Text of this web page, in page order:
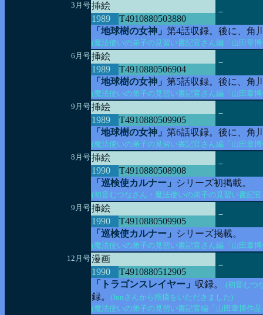
3月号挿絵
－
1989
T4910880503880
「地球樹の女神」 第4話収録。後に、角
(魔法使いの弟子の見習い書記官さん編「山田章
6月号挿絵
－
1989
T4910880506904
「地球樹の女神」 第5話収録。後に、角
(魔法使いの弟子の見習い書記官さん編「山田章
9月号挿絵
－
1989
T4910880509905
「地球樹の女神」 第6話収録。後に、角
(魔法使いの弟子の見習い書記官さん編「山田章
8月号挿絵
－
1990
T4910880508908
「巡検使カルナー」
シリーズ初掲載。
(初音むつなさん・魔法使いの弟子の見習い書記
9月号挿絵
－
1990
T4910880509905
「巡検使カルナー」
シリーズ掲載。
(魔法使いの弟子の見習い書記官さん編「山田章
12月号漫画
－
1990
T4910880512905
「トラゴンスレイヤー」 収録。 (初音むつ
録。 (Junさんから指摘をいただきました)
(魔法使いの弟子の見習い書記官編「山田章博作